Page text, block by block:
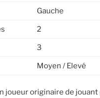
Gauche
2
3
Moyen / Elevé
joueur originaire de jouant